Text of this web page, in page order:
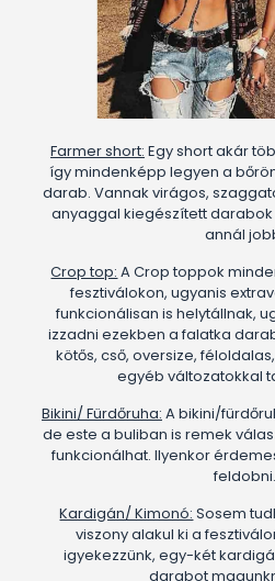
Farmer short: Egy short akár
így mindenképp legyen a
darab. Vannak virágos,
anyaggal kiegészített darabok
annál
Crop top: A Crop toppok
fesztiválokon, ugyanis
funkcionálisan is helytállnak,
izzadni ezekben a falatka
kötős, cső, oversize,
egyéb változatokkal
Bikini/ Fürdőruha: A bikini/
de este a buliban is remek
funkcionálhat. Ilyenkor
feldobni.
Kardigán/ Kimonó: Sosem
viszony alakul ki a
igyekezzünk, egy-két
darabot